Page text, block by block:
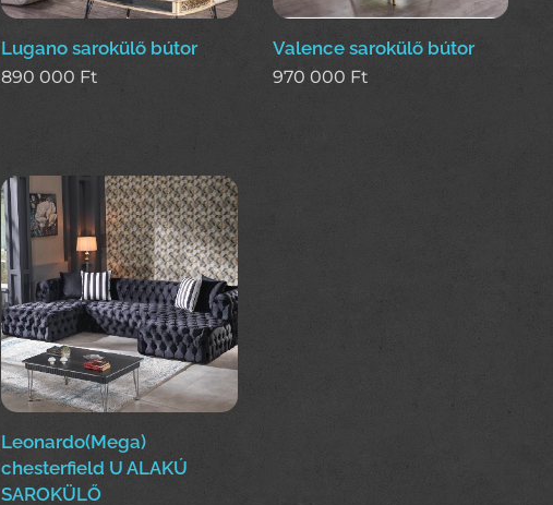
Lugano sarokülő bútor
890 000 Ft
Valence sarokülő bútor
970 000 Ft
Leonardo(Mega)
chesterfield U ALAKÚ
SAROKÜLŐ